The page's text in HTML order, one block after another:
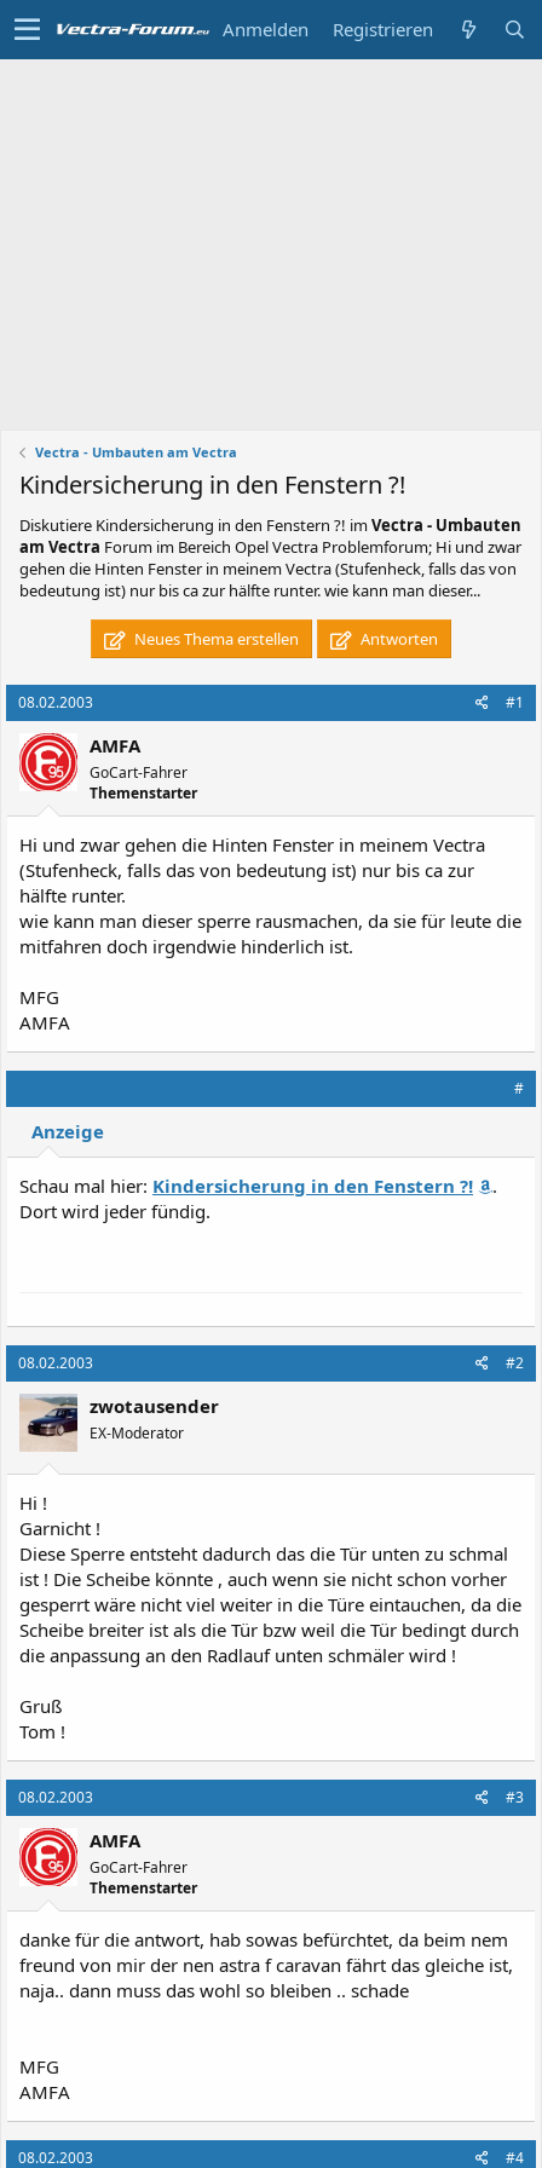
Anmelden Registrieren
Vectra - Umbauten am Vectra
Kindersicherung in den Fenstern ?!
Diskutiere Kindersicherung in den Fenstern ?! imVectra - Umbauten
am Vectra Forum im Bereich Opel Vectra Problemforum; Hi und zwar
gehen die Hinten Fenster in meinem Vectra (Stufenheck, falls das von
bedeutung ist) nur bis ca zur hälfte runter. wie kann man dieser...
Neues Thema erstellen Antworten
08.02.2003 #1
AMFA
GoCart-Fahrer
Themenstarter
Hi und zwar gehen die Hinten Fenster in meinem Vectra
(Stufenheck, falls das von bedeutung ist) nur bis ca zur
hälfte runter.
wie kann man dieser sperre rausmachen, da sie für leute die
mitfahren doch irgendwie hinderlich ist.
MFG
AMFA
#
Anzeige
Schau mal hier: Kindersicherung in den Fenstern ?!
.
Dort wird jeder fündig.
08.02.2003 #2
zwotausender
EX-Moderator
Hi !
Garnicht !
Diese Sperre entsteht dadurch das die Tür unten zu schmal
ist ! Die Scheibe könnte , auch wenn sie nicht schon vorher
gesperrt wäre nicht viel weiter in die Türe eintauchen, da die
Scheibe breiter ist als die Tür bzw weil die Tür bedingt durch
die anpassung an den Radlauf unten schmäler wird !
Gruß
Tom !
08.02.2003 #3
AMFA
GoCart-Fahrer
Themenstarter
danke für die antwort, hab sowas befürchtet, da beim nem
freund von mir der nen astra f caravan fährt das gleiche ist,
naja.. dann muss das wohl so bleiben .. schade
MFG
AMFA
08.02.2003 #4